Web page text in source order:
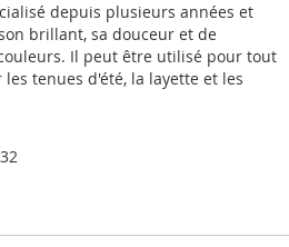
depuis plusieurs années et
brillant, sa douceur et de
Il peut être utilisé pour tout
tenues d'été, la layette et les